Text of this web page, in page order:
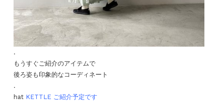
.
もうすぐご紹介のアイテムで
後ろ姿も印象的なコーディネート
.
hat KETTLE ご紹介予定です